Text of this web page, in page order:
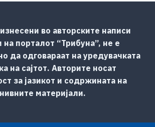
во авторските написи
на порталот “Трибуна”, не е
да одговараат на уредувачката
на сајтот. Авторите носат
за јазикот и содржината на
нивните материјали.